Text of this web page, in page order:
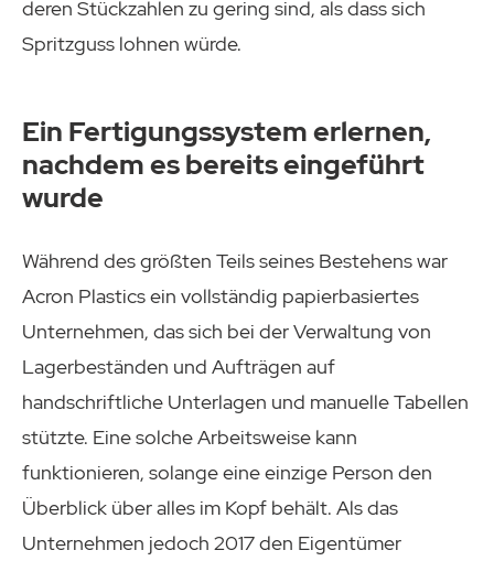
deren Stückzahlen zu gering sind, als dass sich
Spritzguss lohnen würde.
Ein Fertigungssystem erlernen,
nachdem es bereits eingeführt
wurde
Während des größten Teils seines Bestehens war
Acron Plastics ein vollständig papierbasiertes
Unternehmen, das sich bei der Verwaltung von
Lagerbeständen und Aufträgen auf
handschriftliche Unterlagen und manuelle Tabellen
stützte. Eine solche Arbeitsweise kann
funktionieren, solange eine einzige Person den
Überblick über alles im Kopf behält. Als das
Unternehmen jedoch 2017 den Eigentümer